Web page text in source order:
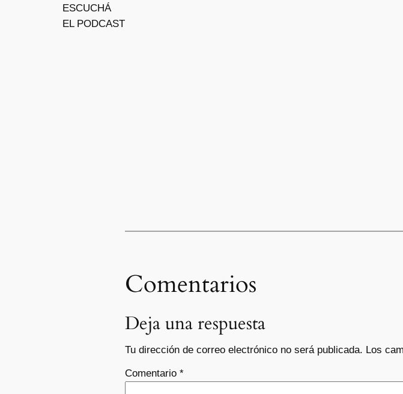
ESCUCHÁ
EL PODCAST
Comentarios
Deja una respuesta
Tu dirección de correo electrónico no será publicada. Los
Comentario *